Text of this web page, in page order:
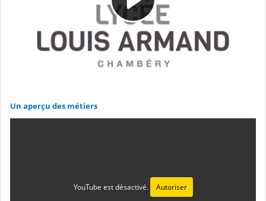
Un aperçu des métiers
YouTube est désactivé. Autoriser